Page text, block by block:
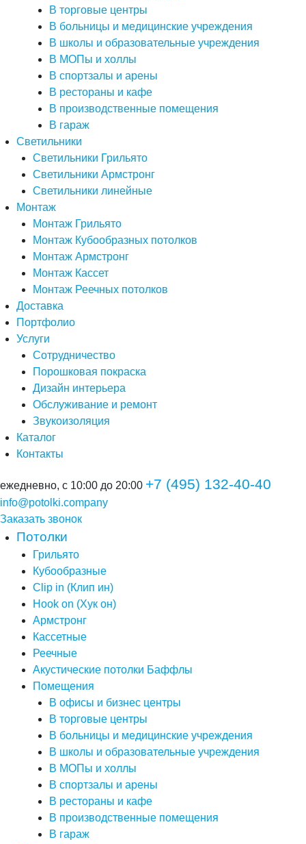
В торговые центры
В больницы и медицинские учреждения
В школы и образовательные учреждения
В МОПы и холлы
В спортзалы и арены
В рестораны и кафе
В производственные помещения
В гараж
Светильники
Светильники Грильято
Светильники Армстронг
Светильники линейные
Монтаж
Монтаж Грильято
Монтаж Кубообразных потолков
Монтаж Армстронг
Монтаж Кассет
Монтаж Реечных потолков
Доставка
Портфолио
Услуги
Сотрудничество
Порошковая покраска
Дизайн интерьера
Обслуживание и ремонт
Звукоизоляция
Каталог
Контакты
ежедневно, с 10:00 до 20:00 +7 (495) 132-40-40
info@potolki.company
Заказать звонок
Потолки
Грильято
Кубообразные
Clip in (Клип ин)
Hook on (Хук он)
Армстронг
Кассетные
Реечные
Акустические потолки Баффлы
Помещения
В офисы и бизнес центры
В торговые центры
В больницы и медицинские учреждения
В школы и образовательные учреждения
В МОПы и холлы
В спортзалы и арены
В рестораны и кафе
В производственные помещения
В гараж